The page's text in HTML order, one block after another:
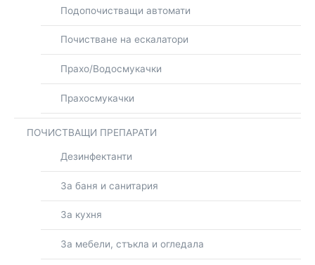
Подопочистващи автомати
Почистване на ескалатори
Прахо/Водосмукачки
Прахосмукачки
ПОЧИСТВАЩИ ПРЕПАРАТИ
Дезинфектанти
За баня и санитария
За кухня
За мебели, стъкла и огледала